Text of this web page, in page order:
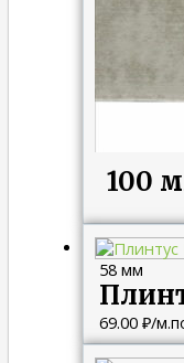
100
58 мм
69.00 ₽/